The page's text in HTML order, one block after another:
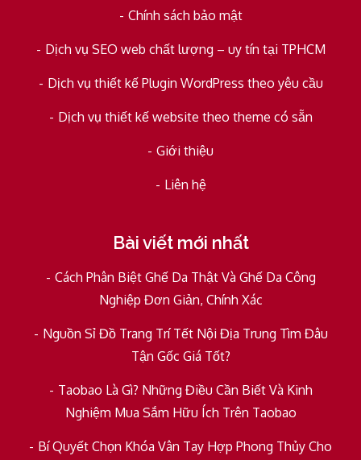
Chính sách bảo mật
Dịch vụ SEO web chất lượng – uy tín tại TPHCM
Dịch vụ thiết kế Plugin WordPress theo yêu cầu
Dịch vụ thiết kế website theo theme có sẵn
Giới thiệu
Liên hệ
Bài viết mới nhất
Cách Phân Biệt Ghế Da Thật Và Ghế Da Công
Nghiệp Đơn Giản, Chính Xác
Nguồn Sỉ Đồ Trang Trí Tết Nội Địa Trung Tìm Đâu
Tận Gốc Giá Tốt?
Taobao Là Gì? Những Điều Cần Biết Và Kinh
Nghiệm Mua Sắm Hữu Ích Trên Taobao
Bí Quyết Chọn Khóa Vân Tay Hợp Phong Thủy Cho